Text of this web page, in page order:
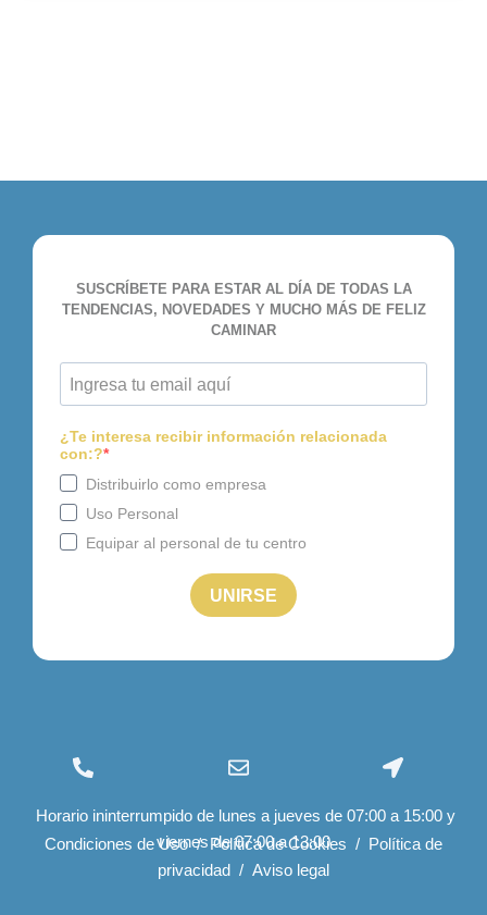
export@felizcaminar.com
Villena (Alicante)
España
Horario ininterrumpido de lunes a jueves de 07:00 a 15:00 y
viernes de 07:00 a 13:00
Condiciones de Uso/ Política de Cookies /
Política de
privacidad
/ Aviso legal